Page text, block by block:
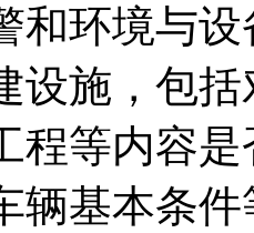
和环境与
设施，包
程等内容
辆基本条